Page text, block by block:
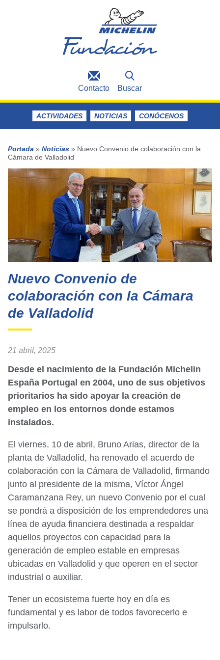
Contacto Buscar
ACTIVIDADES NOTICIAS CONÓCENOS
Portada » Noticias » Nuevo Convenio de colaboración con la
Cámara de Valladolid
Nuevo Convenio de
colaboración con la Cámara
de Valladolid
21 abril, 2025
Desde el nacimiento de la Fundación Michelin
España Portugal en 2004, uno de sus objetivos
prioritarios ha sido apoyar la creación de
empleo en los entornos donde estamos
instalados.
El viernes, 10 de abril, Bruno Arias, director de la
planta de Valladolid, ha renovado el acuerdo de
colaboración con la Cámara de Valladolid, firmando
junto al presidente de la misma, Víctor Ángel
Caramanzana Rey, un nuevo Convenio por el cual
se pondrá a disposición de los emprendedores una
línea de ayuda financiera destinada a respaldar
aquellos proyectos con capacidad para la
generación de empleo estable en empresas
ubicadas en Valladolid y que operen en el sector
industrial o auxiliar.
Tener un ecosistema fuerte hoy en día es
fundamental y es labor de todos favorecerlo e
impulsarlo.